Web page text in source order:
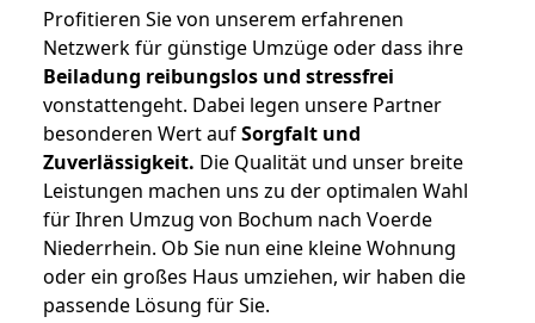
Profitieren Sie von unserem erfahrenen
Netzwerk für günstige Umzüge oder dass ihre
Beiladung reibungslos und stressfrei
vonstattengeht. Dabei legen unsere Partner
besonderen Wert aufSorgfalt und
Zuverlässigkeit. Die Qualität und unser breite
Leistungen machen uns zu der optimalen Wahl
für Ihren Umzug von Bochum nach Voerde
Niederrhein. Ob Sie nun eine kleine Wohnung
oder ein großes Haus umziehen, wir haben die
passende Lösung für Sie.